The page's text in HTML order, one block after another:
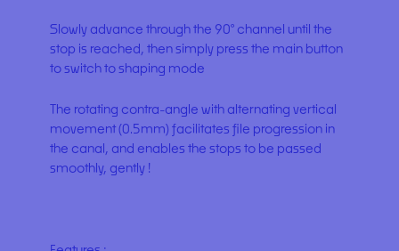
Slowly advance through the 90° channel until the
stop is reached, then simply press the main button
to switch to shaping mode
The rotating contra-angle with alternating vertical
movement (0.5mm) facilitates file progression in
the canal, and enables the stops to be passed
smoothly, gently !